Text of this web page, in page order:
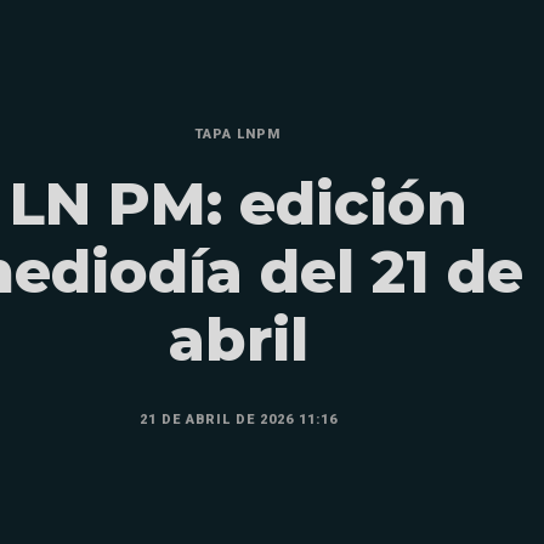
TAPA LNPM
LN PM: edición
del 21 de
abril
21 DE ABRIL DE 2026 11:16